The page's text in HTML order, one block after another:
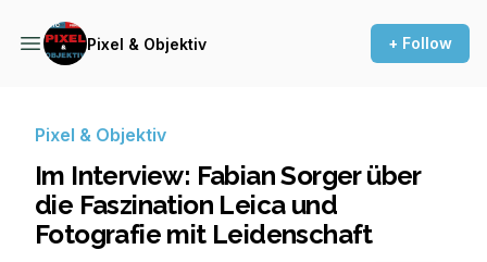
Pixel & Objektiv + Follow
Pixel & Objektiv
Im Interview: Fabian Sorger über
die Faszination Leica und
Fotografie mit Leidenschaft